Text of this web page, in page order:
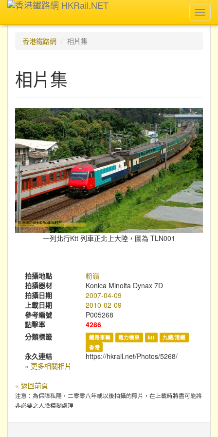
香港鐵路網
相片集
相片集
一列北行Ktt 列車正北上大陸，圖為 TLN001
拍攝地點
粉嶺
拍攝器材
Konica Minolta Dynax 7D
拍攝日期
2007-04-09
上載日期
2010-02-09
參考編號
P005268
點擊率
4286
分類標籤
鐵路車輛 電力機車 ktt
九鐵/港鐵
香港
永久連結
https://hkrail.net/Photos/5268/
» 更多相關相片
« 返回前頁
注意：為保障私隱，二零零八年或以後拍攝的照片，在上載時將盡可能將
非必要之人臉模糊處理